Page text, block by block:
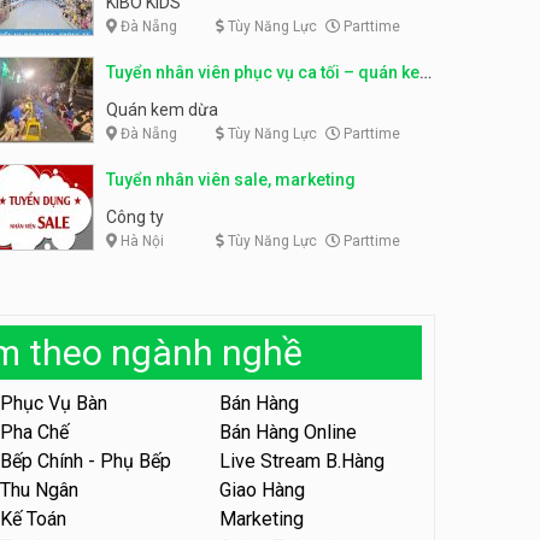
vụ, hỗ trợ ra đơn
Tuyển nhân viên edit ảnh,
Công ty
Tuyển nhân viên tiếp thực,
Nhà hàng Phủi Quán
Tuyển nhân viên phục vụ ca
Tuyển nhân viên phụ bếp –
Bún Đậu Mắm Tôm – Bếp
Tiên
Bún Đậu Mắm Tôm - Bếp Tiên
Tuyển nhân viên phụ quán ăn
– hỗ trợ ăn ở
Quán bánh đa cua
Đà Nẵng Tùy Năng Lực Parttime
Tuyển nhân viên phục vụ ca tối – quán kem
dừa
Quán kem dừa
Đà Nẵng Tùy Năng Lực Parttime
Tuyển nhân viên sale, marketing
Công ty
Hà Nội Tùy Năng Lực Parttime
theo ngành nghề
Phục Vụ Bàn
Bán Hàng
Pha Chế
Bán Hàng Online
Bếp Chính - Phụ Bếp
Live Stream B.Hàng
Thu Ngân
Giao Hàng
Kế Toán
Marketing